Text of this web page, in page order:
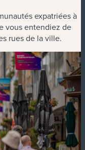
expatriées à
vous entendiez de
rues de la ville.